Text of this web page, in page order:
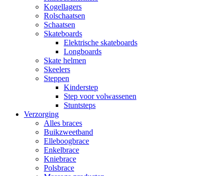
Kogellagers
Rolschaatsen
Schaatsen
Skateboards
Elektrische skateboards
Longboards
Skate helmen
Skeelers
Steppen
Kinderstep
Step voor volwassenen
Stuntsteps
Verzorging
Alles braces
Buikzweetband
Elleboogbrace
Enkelbrace
Kniebrace
Polsbrace